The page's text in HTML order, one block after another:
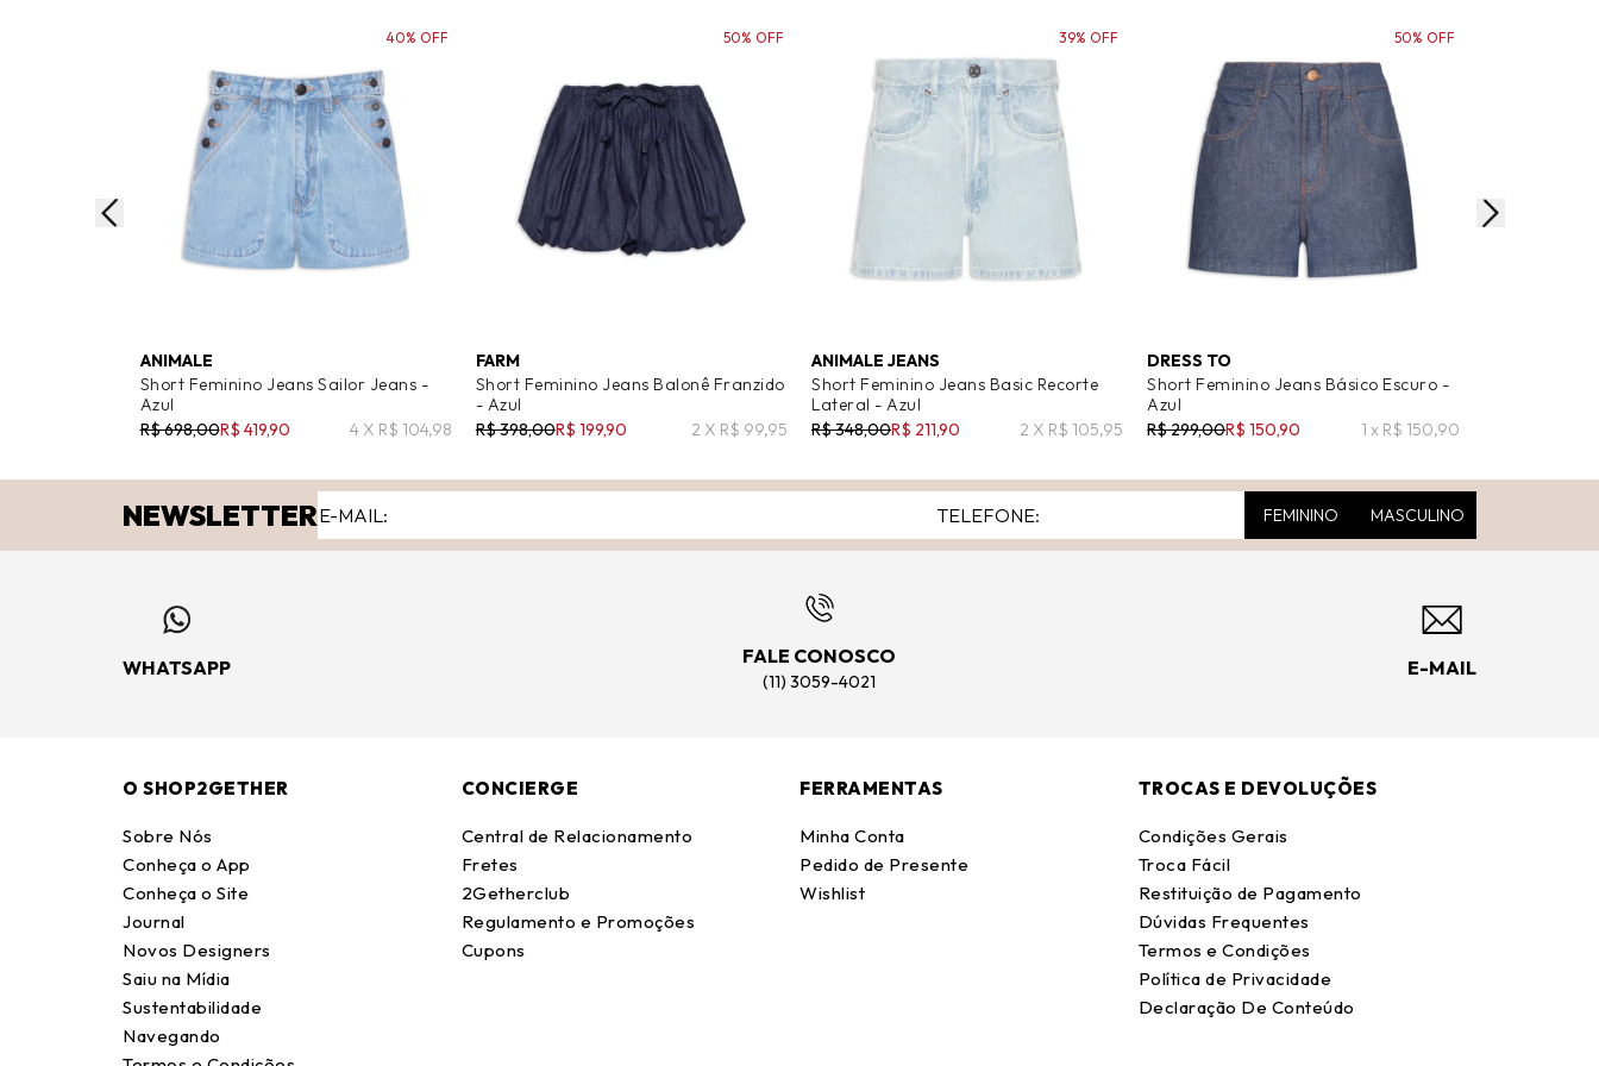
ANIMALE
Short Feminino Jeans Sailor Jeans -
Azul
R$ 698,00R$ 419,90 4 X R$ 104,98
40% OFF
FARM
Short Feminino Jeans Balonê Franzido
- Azul
R$ 398,00R$ 199,90 2 X R$ 99,95
50% OFF
ANIMALE JEANS
Short Feminino Jeans Basic Recorte
Lateral - Azul
R$ 348,00R$ 211,90 2 X R$ 105,95
39% OFF
DRESS TO
Short Feminino Jeans Básico Escuro -
Azul
R$ 299,00R$ 150,90 1 x R$ 150,90
50% OFF
NEWSLETTER FEMININO MASCULINO
WHATSAPP
FALE CONOSCO
(11) 3059-4021
E-MAIL
O SHOP2GETHER
Sobre Nós
Conheça o App
Conheça o Site
Journal
Novos Designers
Saiu na Mídia
Sustentabilidade
Navegando
CONCIERGE
Central de Relacionamento
Fretes
2Getherclub
Regulamento e Promoções
Cupons
FERRAMENTAS
Minha Conta
Pedido de Presente
Wishlist
TROCAS E DEVOLUÇÕES
Condições Gerais
Troca Fácil
Restituição de Pagamento
Dúvidas Frequentes
Termos e Condições
Política de Privacidade
Declaração De Conteúdo